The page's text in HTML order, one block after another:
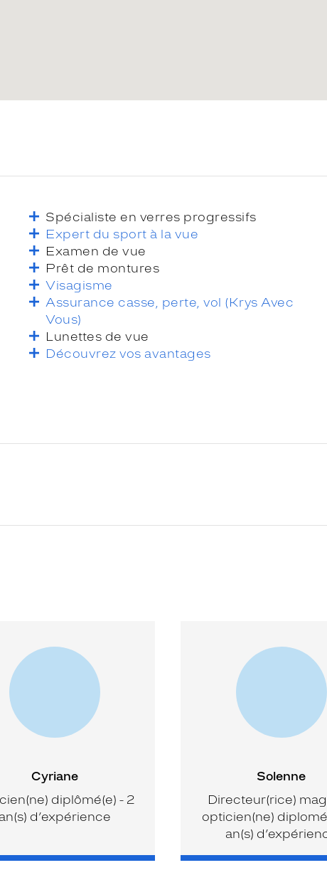
Spécialiste en verres progressifs
Expert du sport à la vue
Examen de vue
Prêt de montures
Visagisme
Assurance casse, perte, vol (Krys Avec
Vous)
Lunettes de vue
Découvrez vos avantages
Cyriane
diplômé(e) - 2
an(s) d’expérience
Solenne
Directeur(rice)
opticien(ne)
an(s)